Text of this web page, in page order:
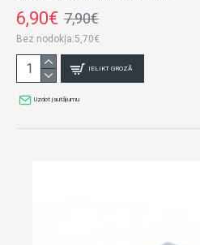
6,90€ 7,90€
Bez nodokļa:5,70€
IELIKT GROZĀ
Uzdot jautājumu